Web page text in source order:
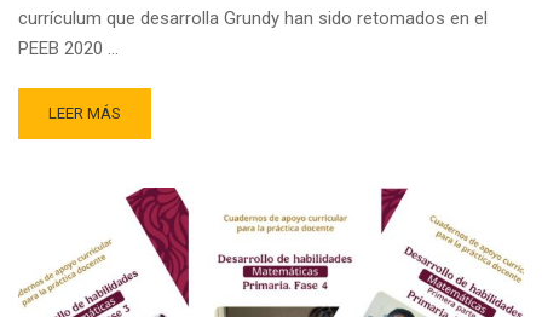
currículum que desarrolla Grundy han sido retomados en el
PEEB 2020 …
READ
MORE
CUADERNOS
APOYO
CURRICULAR,
¿FAVORECEN
LEER MÁS